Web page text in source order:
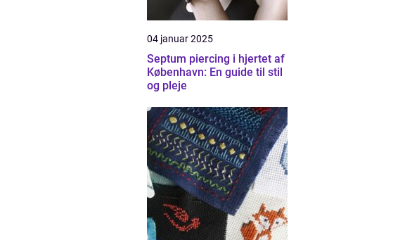
04 januar 2025
Septum piercing i hjertet af
København: En guide til stil
og pleje